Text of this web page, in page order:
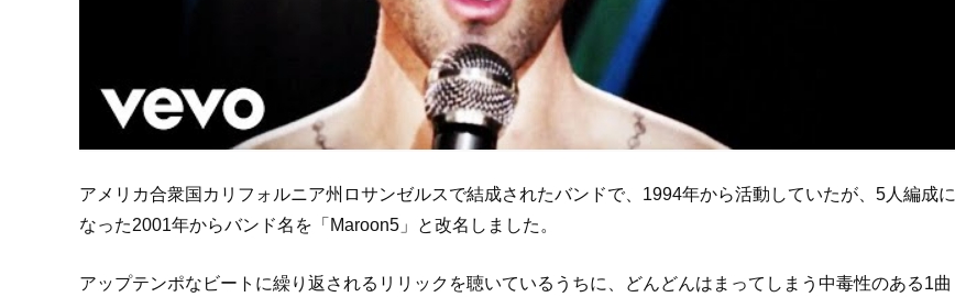
アメリカ合衆国カリフォルニア州ロサンゼルスで結成されたバンドで、1994年から活動していたが、5人編成に
なった2001年からバンド名を「Maroon5」と改名しました。
アップテンポなビートに繰り返されるリリックを聴いているうちに、どんどんはまってしまう中毒性のある1曲